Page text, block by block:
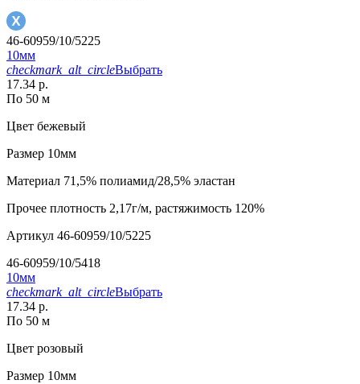
46-60959/10/5225
10мм
checkmark_alt_circleВыбрать
17.34 р.
По 50 м
Цвет бежевый
Размер 10мм
Материал 71,5% полиамид/28,5% эластан
Прочее плотность 2,17г/м, растяжимость 120%
Артикул 46-60959/10/5225
46-60959/10/5418
10мм
checkmark_alt_circleВыбрать
17.34 р.
По 50 м
Цвет розовый
Размер 10мм